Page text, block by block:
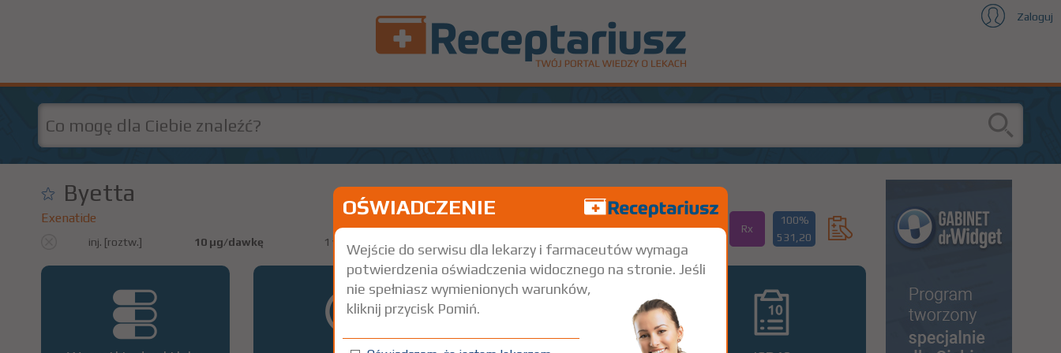
Zaloguj
Byetta
Exenatide
inj. [roztw.] 10 µg/dawkę 1 wstrzyk. 2,4 ml (60 dawek)
Rx
100%
531,20
OŚWIADCZENIE
Wejście do serwisu dla lekarzy i farmaceutów wymaga
potwierdzenia oświadczenia widocznego na stronie. Jeśli
nie spełniasz wymienionych warunków,
kliknij przycisk Pomiń.